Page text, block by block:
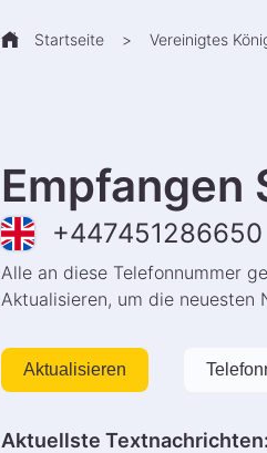
Startseite > Vereinigtes
Empfangen
+447451286650
Alle an diese Telefonnummer
Aktualisieren, um die neuesten
Aktualisieren
Aktuellste Textnachrichten: